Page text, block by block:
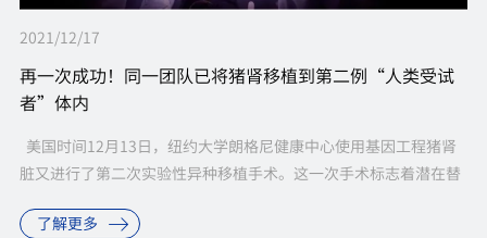
2021/12/17
再一次成功！同一团队已将猪肾移植到第二例“人类受试
者”体内
美国时间12月13日，纽约大学朗格尼健康中心使用基因工程猪肾
脏又进行了第二次实验性异种移植手术。这一次手术标志着潜在替
https://...
了解更多